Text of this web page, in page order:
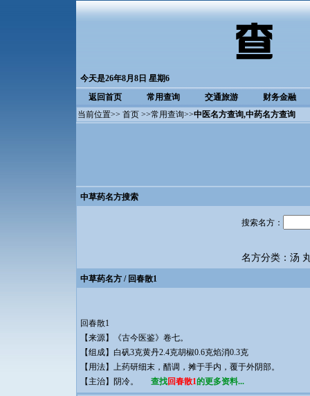
今天是26年8月8日 星期6
返回首页
常用查询 交通旅游
财务金融
当前位置>> 首页 >>常用查询>>中医名方查询,中药名方查询
中草药名方搜索
搜索名方：
名方分类： 汤
中草药名方 / 回春散1
回春散1
【来源】《古今医鉴》卷七。
【组成】白矾3克黄丹2.4克胡椒0.6克焰消0.3克
【用法】上药研细末，醋调，摊于手内，覆于外阴部。
【主治】阴冷。
查找回春散1的更多资料...